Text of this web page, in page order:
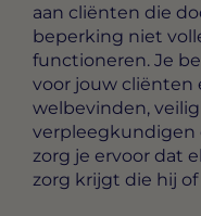
aan cliënten die
beperking niet
functioneren. Je
voor jouw cliënten
welbevinden,
verpleegkundigen
zorg je ervoor dat
zorg krijgt die hij